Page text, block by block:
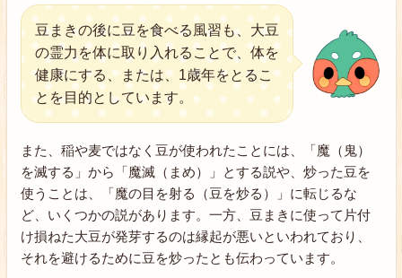
豆まきの後に豆を食べる風習も、大豆
の霊力を体に取り入れることで、体を
健康にする、または、1歳年をとるこ
とを目的としています。
また、稲や麦ではなく豆が使われたことには、「魔（鬼）
を滅する」から「魔滅（まめ）」とする説や、炒った豆を
使うことは、「魔の目を射る（豆を炒る）」に転じるな
ど、いくつかの説があります。一方、豆まきに使って片付
け損ねた大豆が発芽するのは縁起が悪いといわれており、
それを避けるために豆を炒ったとも伝わっています。